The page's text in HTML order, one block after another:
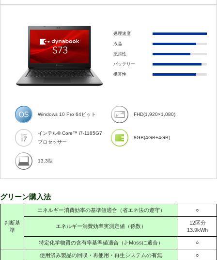
処理速度
液晶
拡張性
バッテリー
携帯性
Windows 10 Pro 64ビット
インテル® Core™ i7-1185G7
プロセッサー
13.3型
FHD(1,920×1,080)
8GB(4GB+4GB)
グリーン購入法
判断基
準
エネルギー消費効率の基準値適合（省エネ法の遵守） ○
エネルギー消費効率実測定値（係数）
12区分
13.9kWh
特定化学物質の含有率基準値適合（J-Mossに適合） ○
使用済み製品の回収・再使用・再生システムの有無 ○